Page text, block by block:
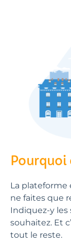
Pourquoi
La plateforme
ne faites que
Indiquez-y les
souhaitez. Et
tout le reste.